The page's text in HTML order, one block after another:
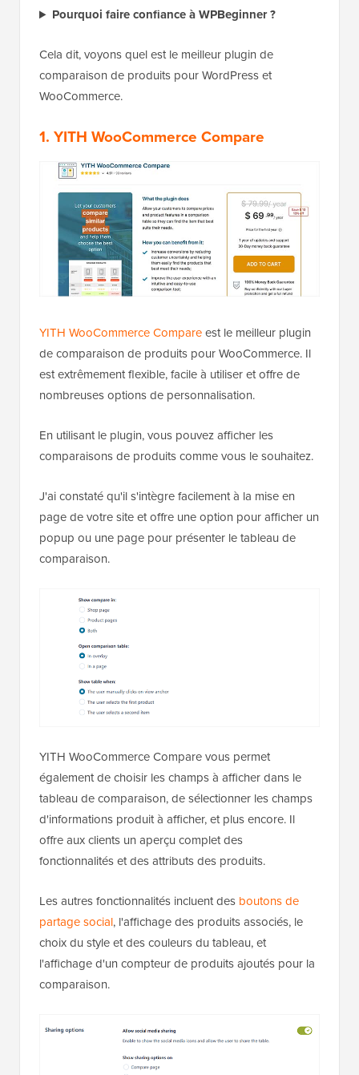
Pourquoi faire confiance à WPBeginner ?
Cela dit, voyons quel est le meilleur plugin de
comparaison de produits pour WordPress et
WooCommerce.
1. YITH WooCommerce Compare
YITH WooCommerce Compareest le meilleur plugin
de comparaison de produits pour WooCommerce. Il
est extrêmement flexible, facile à utiliser et offre de
nombreuses options de personnalisation.
En utilisant le plugin, vous pouvez afficher les
comparaisons de produits comme vous le souhaitez.
J'ai constaté qu'il s'intègre facilement à la mise en
page de votre site et offre une option pour afficher un
popup ou une page pour présenter le tableau de
comparaison.
YITH WooCommerce Compare vous permet
également de choisir les champs à afficher dans le
tableau de comparaison, de sélectionner les champs
d'informations produit à afficher, et plus encore. Il
offre aux clients un aperçu complet des
fonctionnalités et des attributs des produits.
Les autres fonctionnalités incluent des boutons de
partage social, l'affichage des produits associés, le
choix du style et des couleurs du tableau, et
l'affichage d'un compteur de produits ajoutés pour la
comparaison.